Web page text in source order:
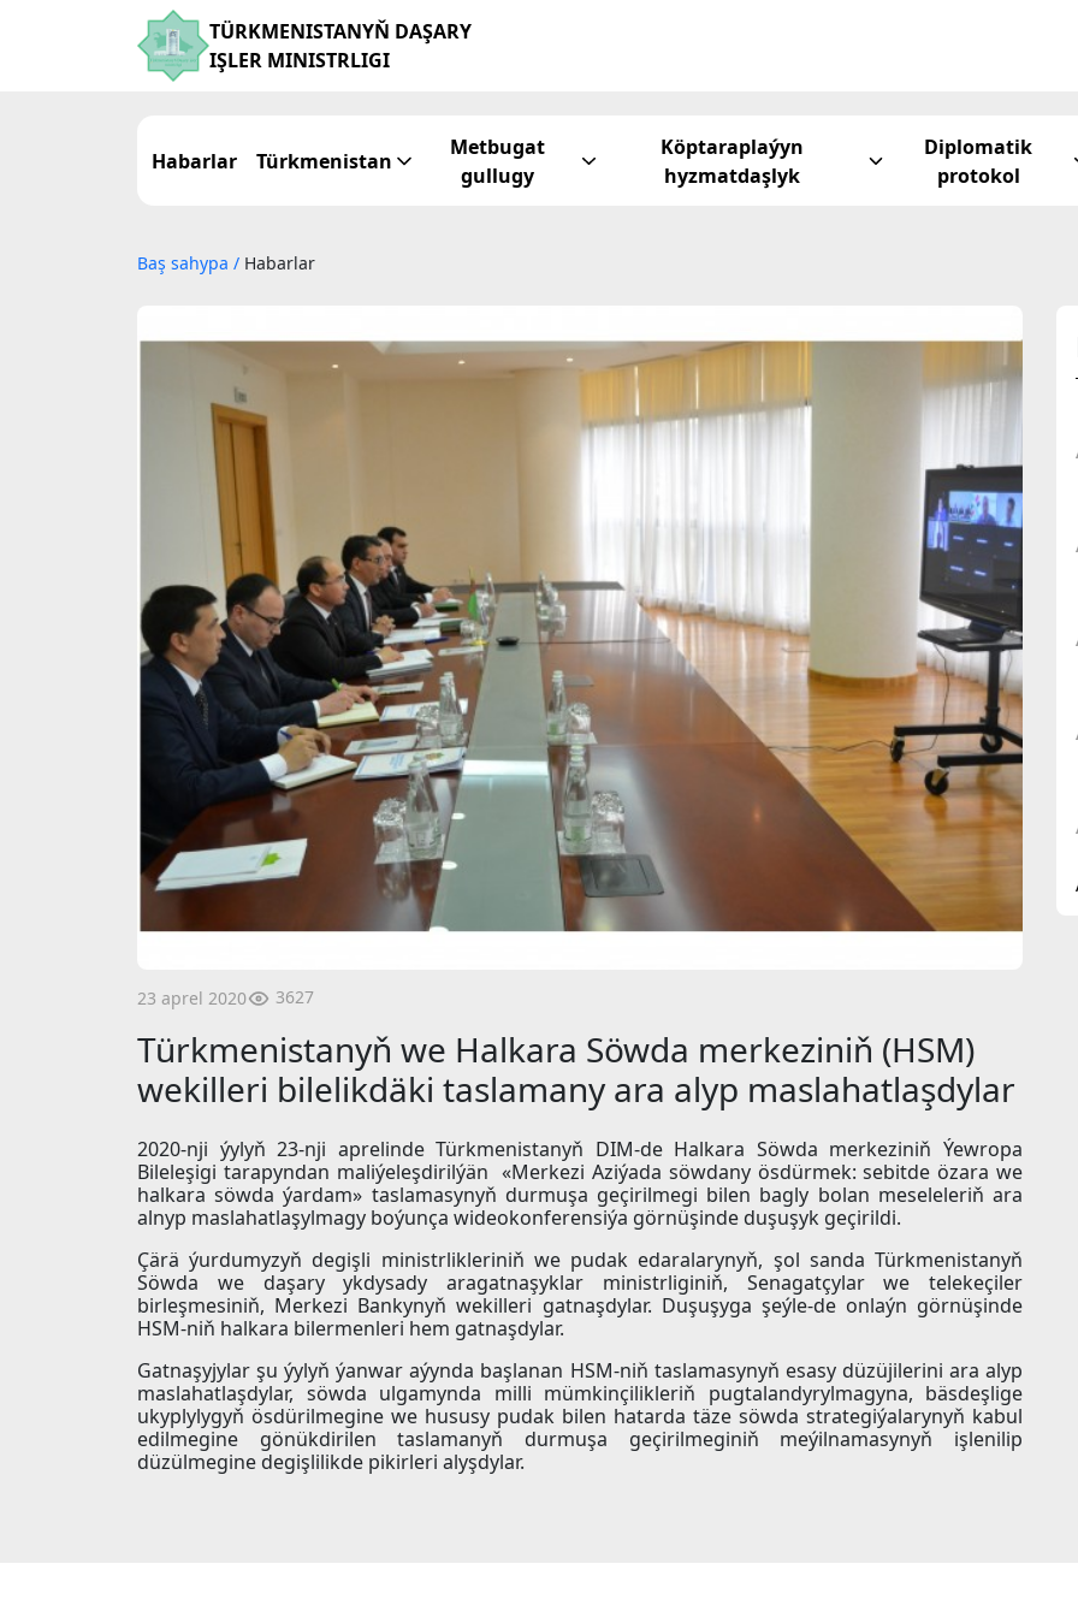
TÜRKMENISTANYŇ DAŞARY
IŞLER MINISTRLIGI
Habarlar Türkmenistan
Metbugat
gullugy
Köptaraplaýyn
hyzmatdaşlyk
Diplomatik
protokol
Baş sahypa / Habarlar
23 aprel 2020 3627
Türkmenistanyň we Halkara Söwda merkeziniň (HSM)
wekilleri bilelikdäki taslamany ara alyp maslahatlaşdylar
2020-nji ýylyň 23-nji aprelinde Türkmenistanyň DIM-de Halkara Söwda merkeziniň Ýewropa
Bileleşigi tarapyndan maliýeleşdirilýän «Merkezi Aziýada söwdany ösdürmek: sebitde özara we
halkara söwda ýardam» taslamasynyň durmuşa geçirilmegi bilen bagly bolan meseleleriň ara
alnyp maslahatlaşylmagy boýunça wideokonferensiýa görnüşinde duşuşyk geçirildi.
Çärä ýurdumyzyň degişli ministrlikleriniň we pudak edaralarynyň, şol sanda Türkmenistanyň
Söwda we daşary ykdysady aragatnaşyklar ministrliginiň, Senagatçylar we telekeçiler
birleşmesiniň, Merkezi Bankynyň wekilleri gatnaşdylar. Duşuşyga şeýle-de onlaýn görnüşinde
HSM-niň halkara bilermenleri hem gatnaşdylar.
Gatnaşyjylar şu ýylyň ýanwar аýynda başlanan HSM-niň taslamasynyň esasy düzüjilerini ara alyp
maslahatlaşdylar, söwda ulgamynda milli mümkinçilikleriň pugtalandyrylmagyna, bäsdeşlige
ukyplylygyň ösdürilmegine we hususy pudak bilen hatarda täze söwda strategiýalarynyň kabul
edilmegine gönükdirilen taslamanyň durmuşa geçirilmeginiň meýilnamasynyň işlenilip
düzülmegine degişlilikde pikirleri alyşdylar.